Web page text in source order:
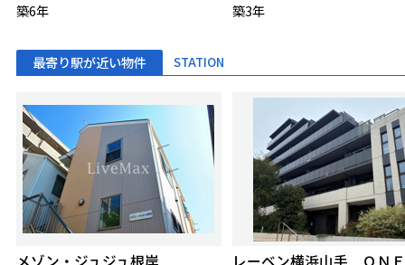
築6年
築3年
最寄り駅が近い物件 STATION
メゾン・ジュジュ根岸